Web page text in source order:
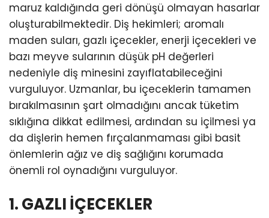
maruz kaldığında geri dönüşü olmayan hasarlar
oluşturabilmektedir. Diş hekimleri; aromalı
maden suları, gazlı içecekler, enerji içecekleri ve
bazı meyve sularının düşük pH değerleri
nedeniyle diş minesini zayıflatabileceğini
vurguluyor. Uzmanlar, bu içeceklerin tamamen
bırakılmasının şart olmadığını ancak tüketim
sıklığına dikkat edilmesi, ardından su içilmesi ya
da dişlerin hemen fırçalanmaması gibi basit
önlemlerin ağız ve diş sağlığını korumada
önemli rol oynadığını vurguluyor.
1. GAZLI İÇECEKLER